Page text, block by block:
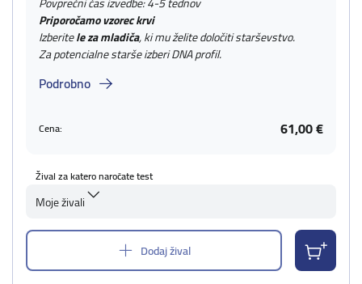
Priporočamo vzorec krvi
Izberitele za mladiča, ki mu želite določiti starševstvo.
Za potencialne starše izberi DNA profil.
Podrobno
Cena: 61,00 €
Žival za katero naročate test
Moje živali
Dodaj žival